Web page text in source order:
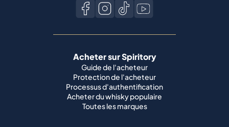
Acheter sur Spiritory
Guide de l'acheteur
Protection de l'acheteur
Processus d'authentification
Acheter du whisky populaire
Toutes les marques